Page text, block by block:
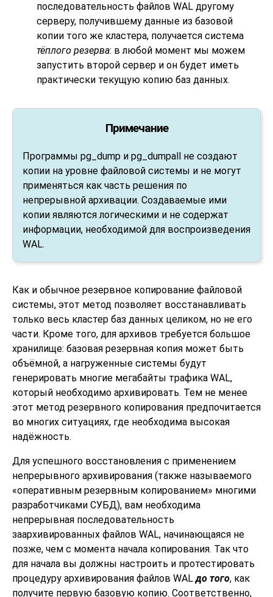
последовательность файлов WAL другому
серверу, получившему данные из базовой
копии того же кластера, получается система
тёплого резерва: в любой момент мы можем
запустить второй сервер и он будет иметь
практически текущую копию баз данных.
Примечание
Программы pg_dump и pg_dumpall
не создают
копии на уровне файловой системы и не могут
применяться как часть решения по
непрерывной архивации. Создаваемые ими
копии являются логическими и не содержат
информации, необходимой для воспроизведения
WAL.
Как и обычное резервное копирование файловой
системы, этот метод позволяет восстанавливать
только весь кластер баз данных целиком, но не его
части. Кроме того, для архивов требуется большое
хранилище: базовая резервная копия может быть
объёмной, а нагруженные системы будут
генерировать многие мегабайты трафика WAL,
который необходимо архивировать. Тем не менее
этот метод резервного копирования предпочитается
во многих ситуациях, где необходима высокая
надёжность.
Для успешного восстановления с применением
непрерывного архивирования (также называемого
«оперативным резервным копированием» многими
разработчиками СУБД), вам необходима
непрерывная последовательность
заархивированных файлов WAL, начинающаяся не
позже, чем с момента начала копирования. Так что
для начала вы должны настроить и протестировать
процедуру архивирования файлов WALдо того, как
получите первую базовую копию. Соответственно,